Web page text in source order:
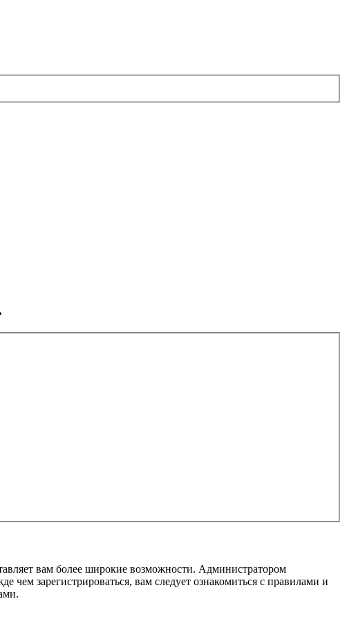
вам более широкие возможности. Администратором
зарегистрироваться, вам следует ознакомиться с правилами и